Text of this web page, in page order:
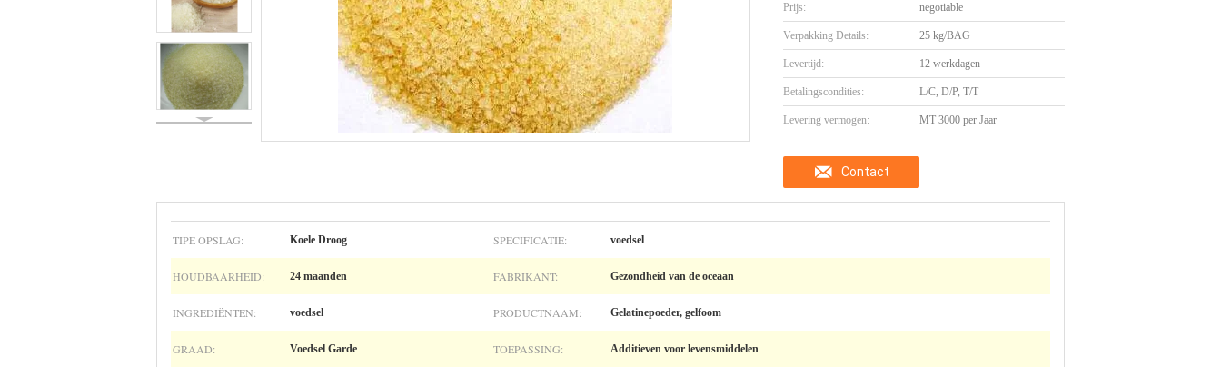
Prijs: negotiable
Verpakking Details: 25 kg/BAG
Levertijd: 12 werkdagen
Betalingscondities: L/C, D/P, T/T
Levering vermogen: MT 3000 per Jaar
Contact
TIPE OPSLAG: Koele Droog SPECIFICATIE: voedsel
HOUDBAARHEID: 24 maanden FABRIKANT: Gezondheid van de oceaan
INGREDIËNTEN: voedsel PRODUCTNAAM: Gelatinepoeder, gelfoom
GRAAD: Voedsel Garde TOEPASSING: Additieven voor levensmiddelen